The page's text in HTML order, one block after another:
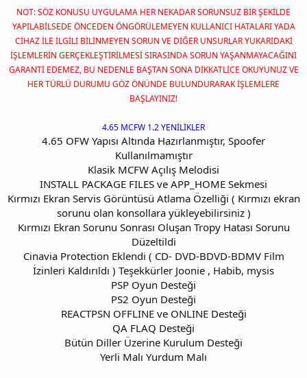
NOT: SÖZ KONUSU UYGULAMA HER NEKADAR SORUNSUZ BİR ŞEKİLDE
YAPILABİLSEDE ÖNCEDEN ÖNGÖRÜLEMEYEN KULLANICI HATALARI YADA
CİHAZ İLE İLGİLİ BİLİNMEYEN SORUN VE DİĞER UNSURLAR YUKARIDAKİ
İŞLEMLERİN GERÇEKLEŞTİRİLMESİ SIRASINDA SORUN YAŞANMAYACAĞINI
GARANTİ EDEMEZ, BU NEDENLE BAŞTAN SONA DİKKATLİCE OKUYUNUZ VE
HER TÜRLÜ DURUMU GÖZ ÖNÜNDE BULUNDURARAK İŞLEMLERE
BAŞLAYINIZ!
4.65 MCFW 1.2 YENİLİKLER
4.65 OFW Yapısı Altında Hazırlanmıştır, Spoofer
Kullanılmamıştır
Klasik MCFW Açılış Melodisi
INSTALL PACKAGE FILES ve APP_HOME Sekmesi
Kırmızı Ekran Servis Görüntüsü Atlama Özelliği ( Kırmızı ekran
sorunu olan konsollara yükleyebilirsiniz )
Kırmızı Ekran Sorunu Sonrası Oluşan Tropy Hatası Sorunu
Düzeltildi
Cinavia Protection Eklendi ( CD- DVD-BDVD-BDMV Film
İzinleri Kaldırıldı ) Teşekkürler Joonie , Habib, mysis
PSP Oyun Desteği
PS2 Oyun Desteği
REACTPSN OFFLINE ve ONLINE Desteği
QA FLAQ Desteği
Bütün Diller Üzerine Kurulum Desteği
Yerli Malı Yurdum Malı